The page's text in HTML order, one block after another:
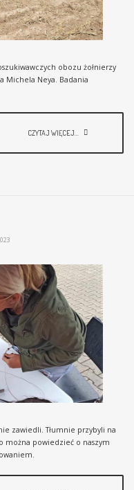
obozu żołnierzy
Michela Neya. Badania
CZYTAJ WIĘCEJ...
zawiedli. Tłumnie przybyli na
można powiedzieć o naszym